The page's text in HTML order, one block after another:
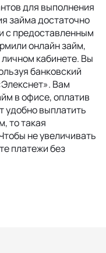
для выполнения
займа достаточно
с предоставленным
онлайн займ,
кабинете. Вы
банковский
Вам
в офисе, оплатив
удобно выплатить
то такая
не увеличивать
платежи без